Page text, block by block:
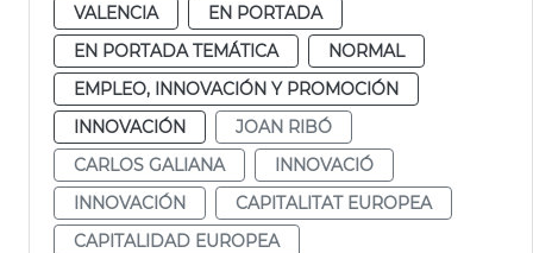
VALENCIA
EN PORTADA
EN PORTADA TEMÁTICA
NORMAL
EMPLEO, INNOVACIÓN Y PROMOCIÓN
INNOVACIÓN
JOAN RIBÓ
CARLOS GALIANA
INNOVACIÓ
INNOVACIÓN
CAPITALITAT EUROPEA
CAPITALIDAD EUROPEA